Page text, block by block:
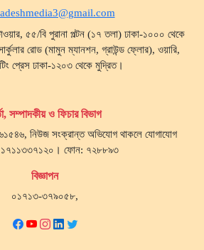
৫৫/বি পুরানা পল্টন (১৭ তলা) ঢাকা-১০০০ থেকে
রোড (মামুন ম্যানশন, গ্রাউন্ড ফ্লোর), ওয়ারি,
প্রেস ঢাকা-১২০৩ থেকে মুদ্রিত।
সম্পাদকীয় ও ফিচার বিভাগ
নিউজ সংক্রান্ত অভিযোগ থাকলে যোগাযোগ
ফোন: ৭২৮৮৯৩
বিজ্ঞাপন
০১৭১৩-৩৭৯০৫৮,